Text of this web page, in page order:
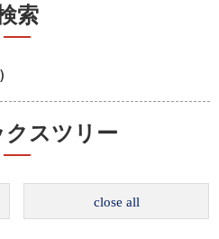
索
クスツリー
close all